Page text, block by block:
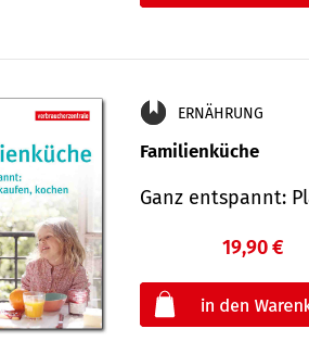
ERNÄHRUNG
Familienküche
Ganz entspannt:
19,90 €